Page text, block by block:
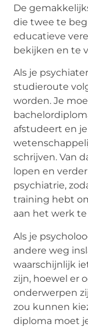
De
die twee te
educatieve
bekijken en te
Als je
studieroute
worden. Je
afstudeert en
schrijven. Van
lopen en
psychiatrie,
training hebt
aan het werk
Als je
andere weg
waarschijnlijk
zijn, hoewel er
onderwerpen
zou kunnen
diploma moet